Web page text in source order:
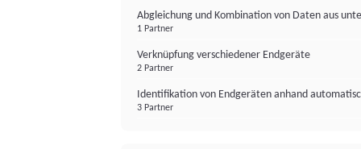
Abgleichung und Kombination von Daten aus
1 Partner
Verknüpfung verschiedener Endgeräte
2 Partner
Identifikation von Endgeräten anhand
3 Partner